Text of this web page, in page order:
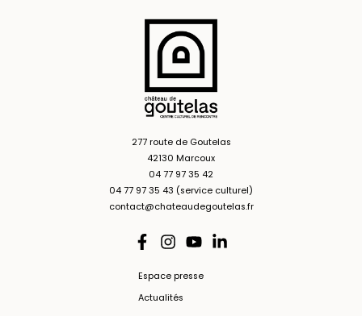
277 route de Goutelas
42130 Marcoux
04 77 97 35 42
04 77 97 35 43 (service culturel)
contact@chateaudegoutelas.fr
Espace presse
Actualités